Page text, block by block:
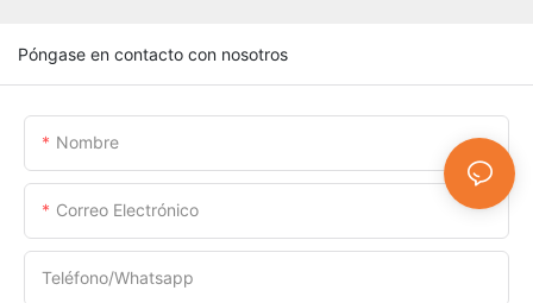
Póngase en contacto con nosotros
Nombre
Correo Electrónico
Teléfono/whatsapp